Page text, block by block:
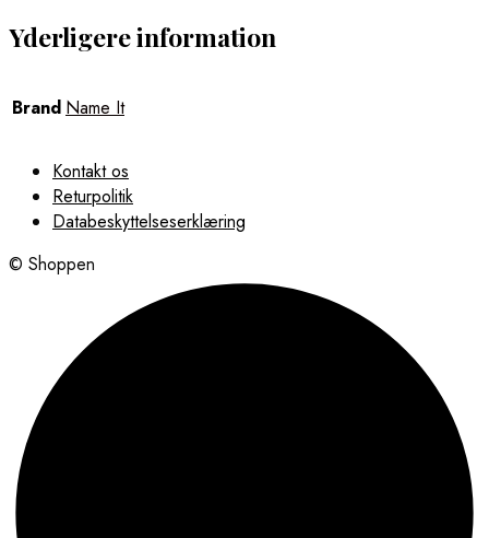
Yderligere information
Brand Name It
Kontakt os
Returpolitik
Databeskyttelseserklæring
© Shoppen